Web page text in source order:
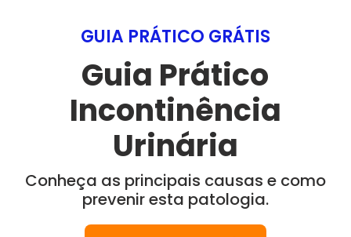
GUIA PRÁTICO GRÁTIS
Guia Prático
Incontinência
Urinária
Conheça as principais causas e como
prevenir esta patologia.